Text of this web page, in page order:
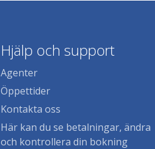
Hjälp och support
Agenter
Öppettider
Kontakta oss
Här kan du se betalningar, ändra
och kontrollera din bokning